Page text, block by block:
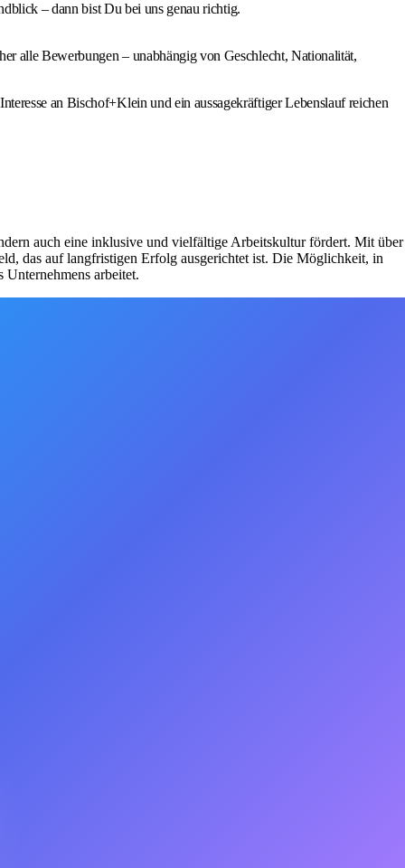
– dann bist Du bei uns genau richtig.
alle Bewerbungen – unabhängig von Geschlecht, Nationalität,
an Bischof+Klein und ein aussagekräftiger Lebenslauf reichen
auch eine inklusive und vielfältige Arbeitskultur fördert. Mit über
das auf langfristigen Erfolg ausgerichtet ist. Die Möglichkeit, in
Unternehmens arbeitet.